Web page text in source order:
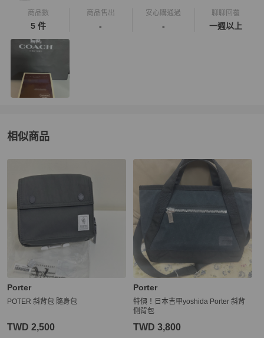
商品數
5 件
商品售出
-
安心購通過
-
聊聊回覆
一週以上
相似商品
更多相似Porter男包推薦精品
Porter
POTER 斜背包 隨身包
TWD 2,500
Porter
特價！日本吉甲yoshida Porter 斜背
側背包
TWD 3,800